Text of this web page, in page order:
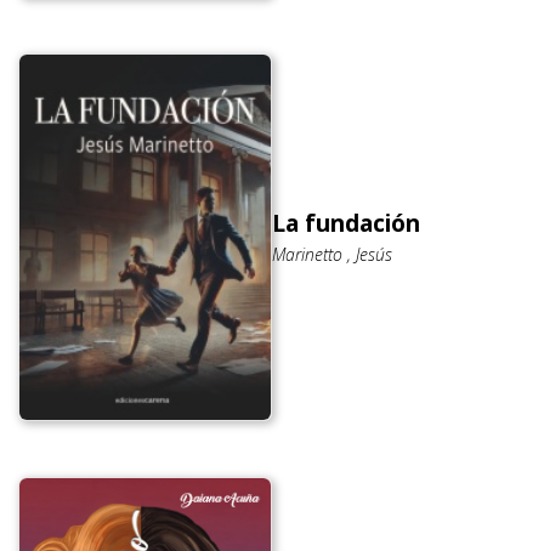
La fundación
Marinetto , Jesús